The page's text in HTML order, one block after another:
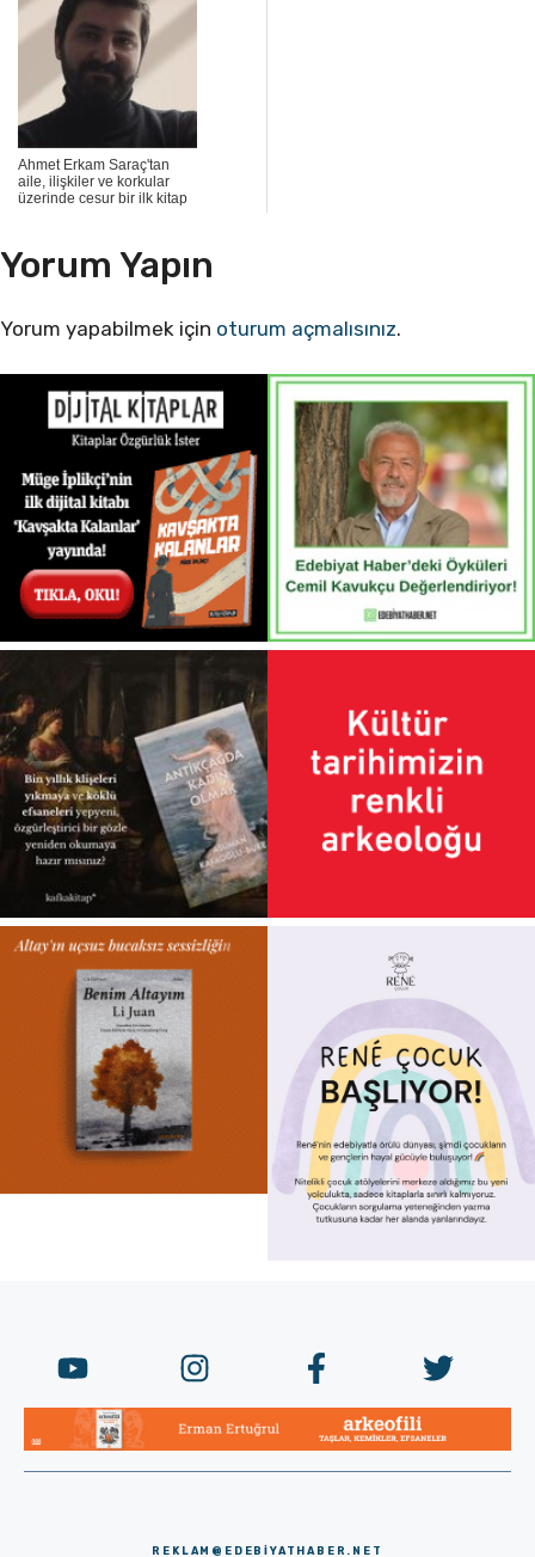
Ahmet Erkam Saraç'tan
aile, ilişkiler ve korkular
üzerinde cesur bir ilk kitap
Yorum Yapın
Yorum yapabilmek için oturum açmalısınız.
REKLAM@EDEBIYATHABER.NET